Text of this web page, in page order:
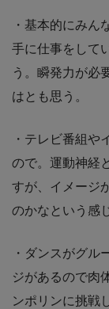
・基本的にみん
手に仕事をして
う。瞬発力が必
はとも思う。
・テレビ番組や
ので。運動神経
すが、イメージ
のかなという感
・ダンスがグル
ジがあるので肉
ンポリンに挑戦